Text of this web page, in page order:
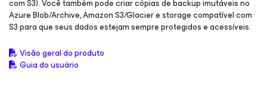
com S3). Você também pode criar cópias de backup imutáveis no
Azure Blob/Archive, Amazon S3/Glacier e storage compatível com
S3 para que seus dados estejam sempre protegidos e acessíveis.
Visão geral do produto
Guia do usuário